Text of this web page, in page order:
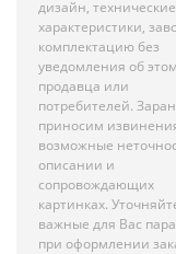
дизайн, технические
характеристики,
комплектацию без
уведомления об этом
продавца или
потребителей.
приносим
возможные
описании и
сопровождающих
картинках.
важные для Вас
при оформлении